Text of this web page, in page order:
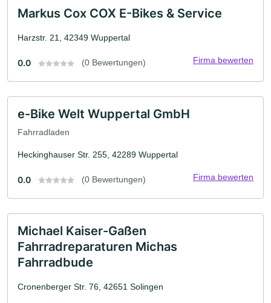
Markus Cox COX E-Bikes & Service
Harzstr. 21, 42349 Wuppertal
0.0 (0 Bewertungen) Firma bewerten
e-Bike Welt Wuppertal GmbH
Fahrradladen
Heckinghauser Str. 255, 42289 Wuppertal
0.0 (0 Bewertungen) Firma bewerten
Michael Kaiser-Gaßen
Fahrradreparaturen Michas
Fahrradbude
Cronenberger Str. 76, 42651 Solingen